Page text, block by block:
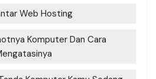
Web Hosting
Komputer Dan Cara